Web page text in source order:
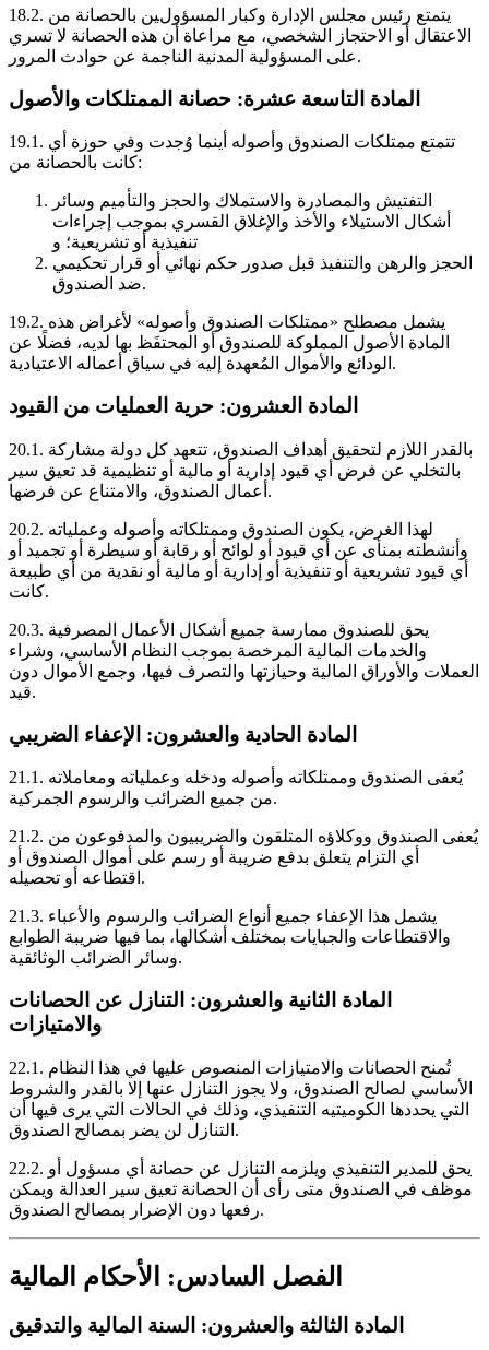
18.2.
الاعتقال أو الاحتجاز الشخصي، مع مراعاة أن هذه الحصانة لا تسري
على المسؤولية المدنية الناجمة عن حوادث المرور.
المادة التاسعة عشرة: حصانة الممتلكات والأصول
19.1.
كانت بالحصانة من:
التفتيش والمصادرة والاستملاك والحجز والتأميم وسائر
أشكال الاستيلاء والأخذ والإغلاق القسري بموجب إجراءات
تنفيذية أو تشريعية؛ و
الحجز والرهن والتنفيذ قبل صدور حكم نهائي أو قرار تحكيمي
ضد الصندوق.
19.2.
المادة الأصول المملوكة للصندوق أو المحتفَظ بها لديه، فضلًا عن
الودائع والأموال المُعهدة إليه في سياق أعماله الاعتيادية.
المادة العشرون: حرية العمليات من القيود
20.1.
بالتخلي عن فرض أي قيود إدارية أو مالية أو تنظيمية قد تعيق سير
أعمال الصندوق، والامتناع عن فرضها.
20.2.
وأنشطته بمنأى عن أي قيود أو لوائح أو رقابة أو سيطرة أو تجميد أو
أي قيود تشريعية أو تنفيذية أو إدارية أو مالية أو نقدية من أي طبيعة
كانت.
20.3.
والخدمات المالية المرخصة بموجب النظام الأساسي، وشراء
العملات والأوراق المالية وحيازتها والتصرف فيها، وجمع الأموال دون
قيد.
المادة الحادية والعشرون: الإعفاء الضريبي
21.1.
من جميع الضرائب والرسوم الجمركية.
21.2.
أي التزام يتعلق بدفع ضريبة أو رسم على أموال الصندوق أو
اقتطاعه أو تحصيله.
21.3.
والاقتطاعات والجبايات بمختلف أشكالها، بما فيها ضريبة الطوابع
وسائر الضرائب الوثائقية.
المادة الثانية والعشرون: التنازل عن الحصانات
والامتيازات
22.1.
الأساسي لصالح الصندوق، ولا يجوز التنازل عنها إلا بالقدر والشروط
التي يحددها الكوميتيه التنفيذي، وذلك في الحالات التي يرى فيها أن
التنازل لن يضر بمصالح الصندوق.
22.2.
موظف في الصندوق متى رأى أن الحصانة تعيق سير العدالة ويمكن
رفعها دون الإضرار بمصالح الصندوق.
الفصل السادس: الأحكام المالية
المادة الثالثة والعشرون: السنة المالية والتدقيق